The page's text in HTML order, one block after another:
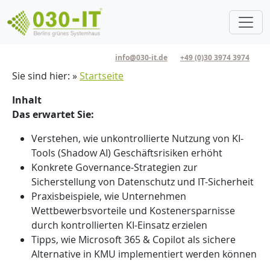
info@030-it.de +49 (0)30 3974 3974
Pfadnavigation
Sie sind hier:
Startseite
Inhalt
Das erwartet Sie:
Verstehen, wie unkontrollierte Nutzung von KI-
Tools (Shadow AI) Geschäftsrisiken erhöht
Konkrete Governance-Strategien zur
Sicherstellung von Datenschutz und IT-Sicherheit
Praxisbeispiele, wie Unternehmen
Wettbewerbsvorteile und Kostenersparnisse
durch kontrollierten KI-Einsatz erzielen
Tipps, wie Microsoft 365 & Copilot als sichere
Alternative in KMU implementiert werden können